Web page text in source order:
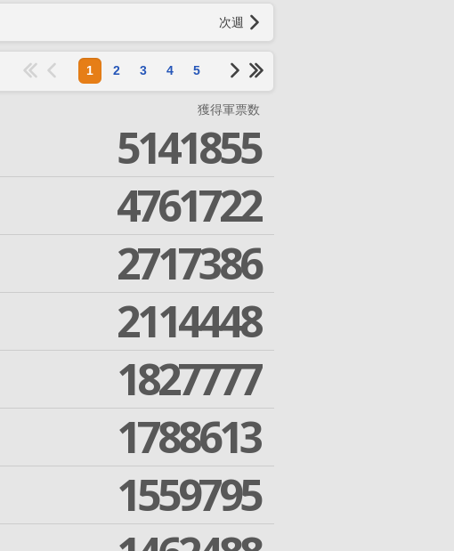
次週
1 2 3 4 5
獲得軍票数
5141855
4761722
2717386
2114448
1827777
1788613
1559795